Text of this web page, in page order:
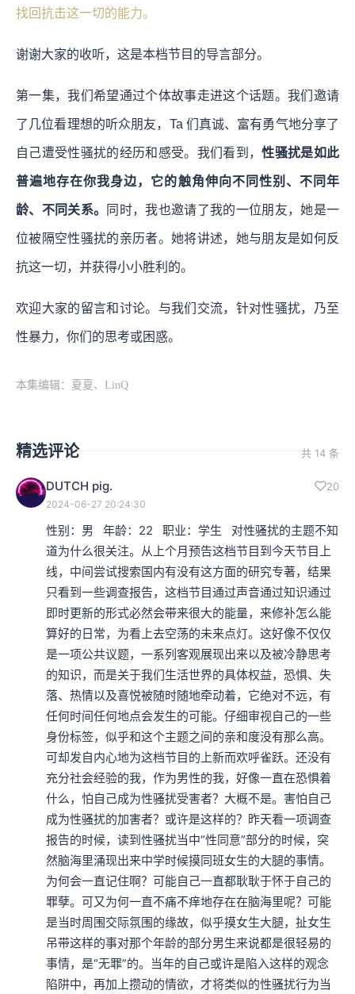
找回抗击这一切的能力。
谢谢大家的收听，这是本档节目的导言部分。
第一集，我们希望通过个体故事走进这个话题。我们邀请
了几位看理想的听众朋友，Ta 们真诚、富有勇气地分享了
自己遭受性骚扰的经历和感受。我们看到，性骚扰是如此
普遍地存在你我身边，它的触角伸向不同性别、不同年
龄、不同关系。 同时，我也邀请了我的一位朋友，她是一
位被隔空性骚扰的亲历者。她将讲述，她与朋友是如何反
抗这一切，并获得小小胜利的。
欢迎大家的留言和讨论。与我们交流，针对性骚扰，乃至
性暴力，你们的思考或困惑。
本集编辑：夏夏、LinQ
精选评论 共 14 条
DUTCH pig. 20
2024-06-27 20:24:30
性别：男   年龄：22   职业：学生   对性骚扰的主题不知
道为什么很关注。从上个月预告这档节目到今天节目上
线，中间尝试搜索国内有没有这方面的研究专著，结果
只看到一些调查报告，这档节目通过声音通过知识通过
即时更新的形式必然会带来很大的能量，来修补怎么能
算好的日常，为看上去空荡的未来点灯。这好像不仅仅
是一项公共议题，一系列客观展现出来以及被冷静思考
的知识，而是关于我们生活世界的具体权益，恐惧、失
落、热情以及喜悦被随时随地牵动着，它绝对不远，有
任何时间任何地点会发生的可能。仔细审视自己的一些
身份标签，似乎和这个主题之间的亲和度没有那么高。
可却发自内心地为这档节目的上新而欢呼雀跃。还没有
充分社会经验的我，作为男性的我，好像一直在恐惧着
什么，怕自己成为性骚扰受害者？大概不是。害怕自己
成为性骚扰的加害者？或许是这样的？昨天看一项调查
报告的时候，读到性骚扰当中“性同意”部分的时候，突
然脑海里涌现出来中学时候摸同班女生的大腿的事情。
为何会一直记住啊？可能自己一直都耿耿于怀于自己的
罪孽。可又为何一直不痛不痒地存在在脑海里呢？可能
是当时周围交际氛围的缘故，似乎摸女生大腿，扯女生
吊带这样的事对那个年龄的部分男生来说都是很轻易的
事情，是“无罪”的。当年的自己或许是陷入这样的观念
陷阱中，再加上攒动的情欲，才将类似的性骚扰行为当